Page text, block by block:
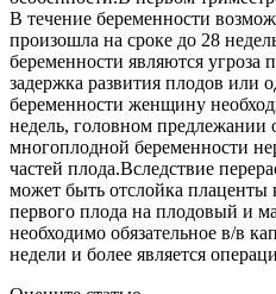
В течение беременности
произошла на сроке до 28
беременности являются угроза
задержка развития плодов или
беременности женщину
недель, головном предлежании
многоплодной беременности
частей плода.Вследствие
может быть отслойка плаценты
первого плода на плодовый и
необходимо обязательное в/в
недели и более является